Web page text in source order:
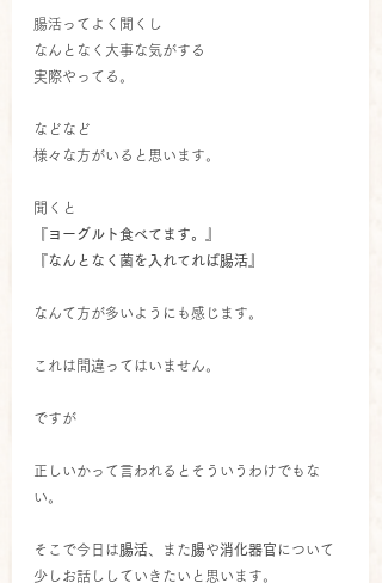
腸活ってよく聞くし
なんとなく大事な気がする
実際やってる。
などなど
様々な方がいると思います。
聞くと
『ヨーグルト食べてます。』
『なんとなく菌を入れてれば腸活』
なんて方が多いようにも感じます。
これは間違ってはいません。
ですが
正しいかって言われるとそういうわけでもな
い。
そこで今日は腸活、また腸や消化器官 について
少しお話ししていきたいと思います。